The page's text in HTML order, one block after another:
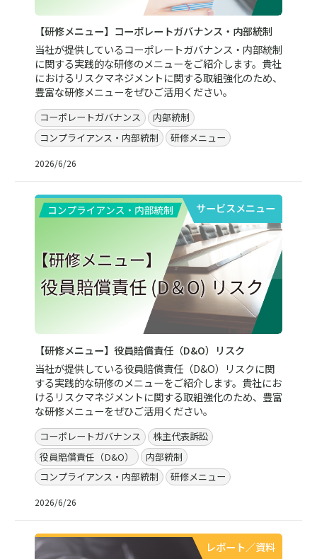
【研修メニュー】コーポレートガバナンス・内部統制
当社が提供しているコーポレートガバナンス・内部統制
に関する実践的な研修のメニューをご紹介します。貴社
におけるリスクマネジメントに関する取組強化のため、
豊富な研修メニューをぜひご活用ください。
コーポレートガバナンス
内部統制
コンプライアンス・内部統制
研修メニュー
2026/6/26
サービスメニュー
【研修メニュー】役員賠償責任（D&O）リスク
当社が提供している役員賠償責任（D&O）リスクに関
する実践的な研修のメニューをご紹介します。貴社にお
けるリスクマネジメントに関する取組強化のため、豊富
な研修メニューをぜひご活用ください。
コーポレートガバナンス
株主代表訴訟
役員賠償責任（D&O）
内部統制
コンプライアンス・内部統制
研修メニュー
2026/6/26
レポート／資料